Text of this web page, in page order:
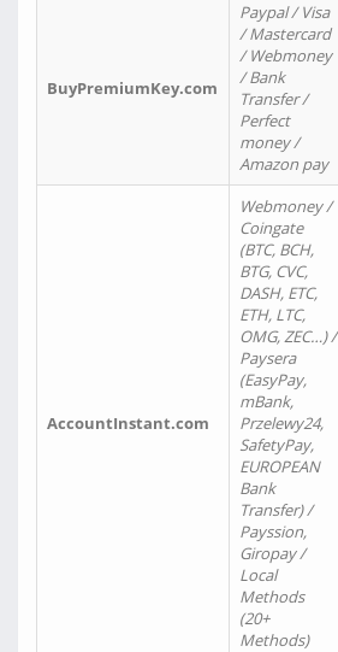
BuyPremiumKey.com
Paypal / Visa
/ Mastercard
/ Webmoney
/ Bank
Transfer /
Perfect
money /
Amazon pay
AccountInstant.com
Webmoney /
Coingate
(BTC, BCH,
BTG, CVC,
DASH, ETC,
ETH, LTC,
OMG, ZEC…) /
Paysera
(EasyPay,
mBank,
Przelewy24,
SafetyPay,
EUROPEAN
Bank
Transfer) /
Payssion,
Giropay /
Local
Methods
(20+
Methods)